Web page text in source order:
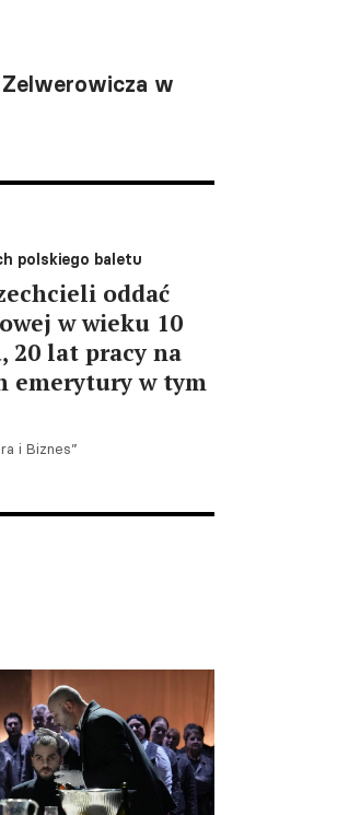
w
polskiego baletu
oddać
w wieku 10
20 lat pracy na
emerytury w tym
i Biznes”